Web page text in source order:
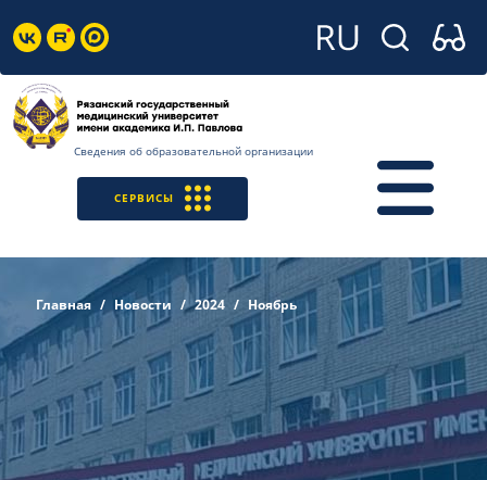
Сведения об образовательной организации
СЕРВИСЫ
Главная Новости 2024 Ноябрь